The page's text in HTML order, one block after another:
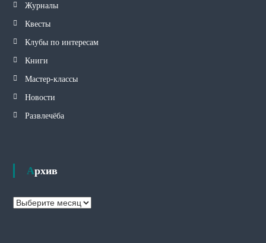
Журналы
Квесты
Клубы по интересам
Книги
Мастер-классы
Новости
Развлечёба
Архив
А